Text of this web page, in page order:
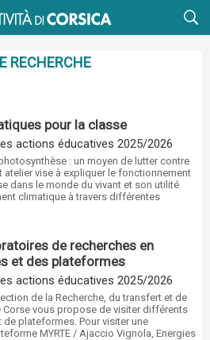
RECHERCHE
pour la classe
actions éducatives 2025/2026
photosynthèse : un moyen de lutter contre
atelier vise à expliquer le fonctionnement
dans le monde du vivant et son utilité
climatique à travers différentes
de recherches en
et des plateformes
actions éducatives 2025/2026
de la Recherche, du transfert et de
Corse vous propose de visiter différents
de plateformes. Pour visiter une
MYRTE / Ajaccio Vignola, Energies